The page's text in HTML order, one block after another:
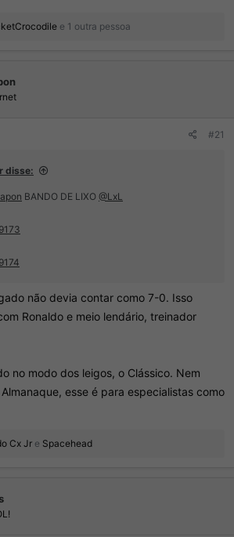
e 1 outra pessoa
#21
disse:
BANDO DE LIXO @LxL
não devia contar como 7-0. Isso
Ronaldo e meio lendário, treinador
no modo dos leigos, o Clássico. Nem
esse é para especialistas como
Cx Jr e Spacehead